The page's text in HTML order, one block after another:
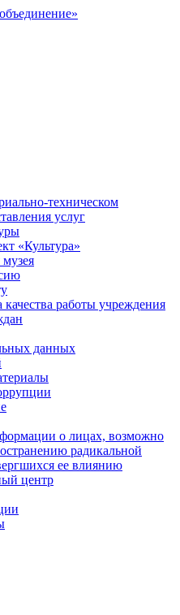
техническом
услуг
«Культура»
работы учреждения
данных
о лицах, возможно
радикальной
ее влиянию
центр